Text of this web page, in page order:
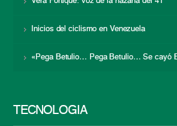
Inicios del ciclismo en Venezuela
«Pega Betulio… Pega Betulio… Se cayó
TECNOLOGÍA